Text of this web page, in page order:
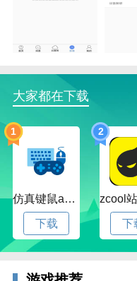
大家都在下载
1
仿真键鼠app官方版下载v1.4.3.58 安卓最新版
下载
2
下